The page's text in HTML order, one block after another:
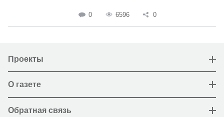
0 6596 0
Проекты
О газете
Обратная связь